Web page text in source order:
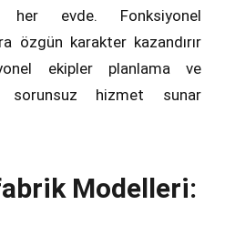
evde. Fonksiyonel
özgün karakter kazandırır
ekipler planlama ve
sorunsuz hizmet sunar
Modelleri: